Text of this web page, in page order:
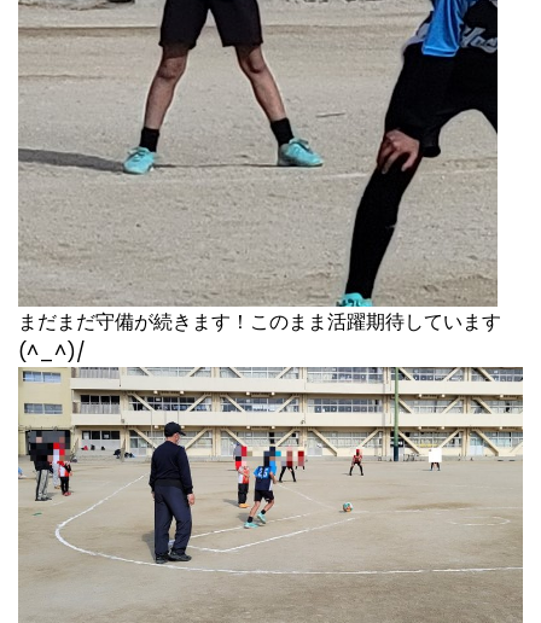
まだまだ守備が続きます！このまま活躍期待しています
(^_^)/